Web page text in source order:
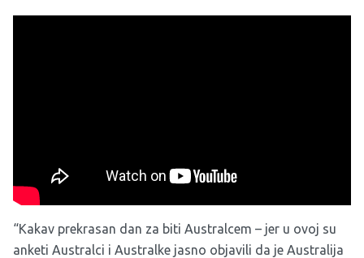
“Kakav prekrasan dan za biti Australcem – jer u ovoj su
anketi Australci i Australke jasno objavili da je Australija